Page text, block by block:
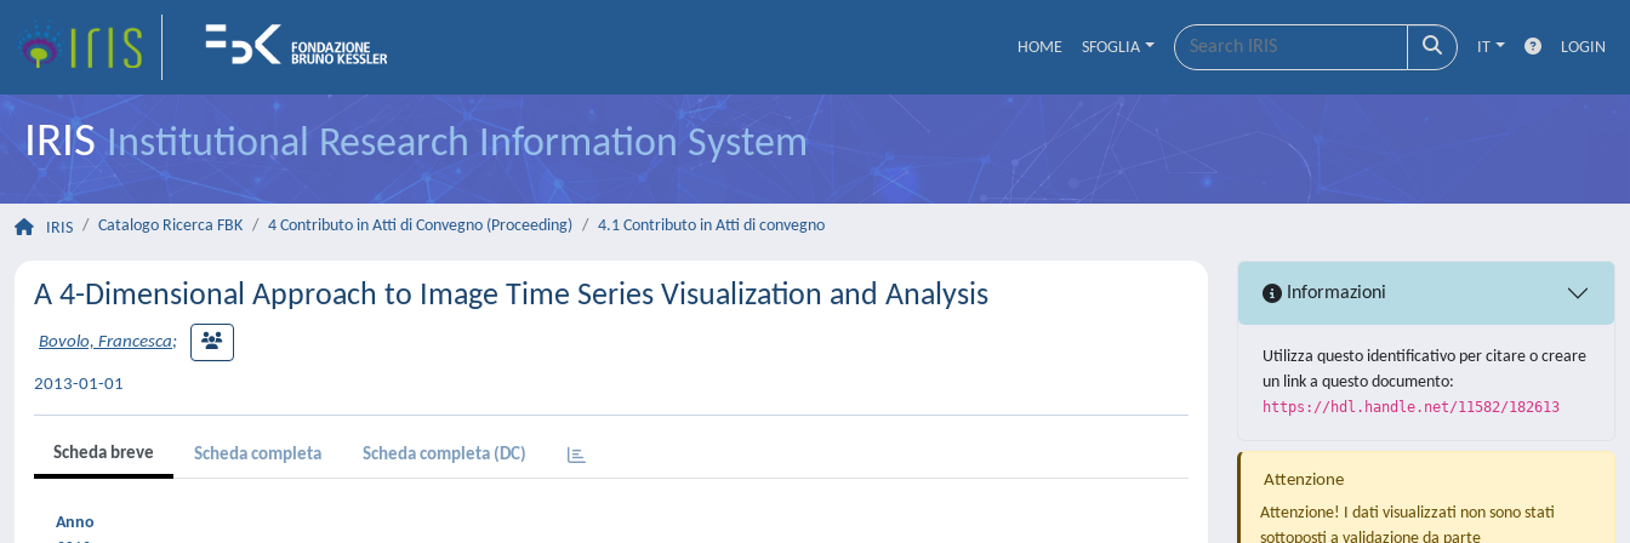
HOME SFOGLIA IT LOGIN
IRISInstitutional Research Information System
IRIS Catalogo Ricerca FBK 4 Contributo in Atti di Convegno (Proceeding) 4.1 Contributo in Atti di convegno
A 4-Dimensional Approach to Image Time Series Visualization and Analysis
Bovolo, Francesca;
2013-01-01
Scheda breve Scheda completa Scheda completa (DC)
Anno
Informazioni
Utilizza questo identificativo per citare o creare
un link a questo documento:
https://hdl.handle.net/11582/182613
Attenzione
Attenzione! I dati visualizzati non sono stati
sottoposti a validazione da parte